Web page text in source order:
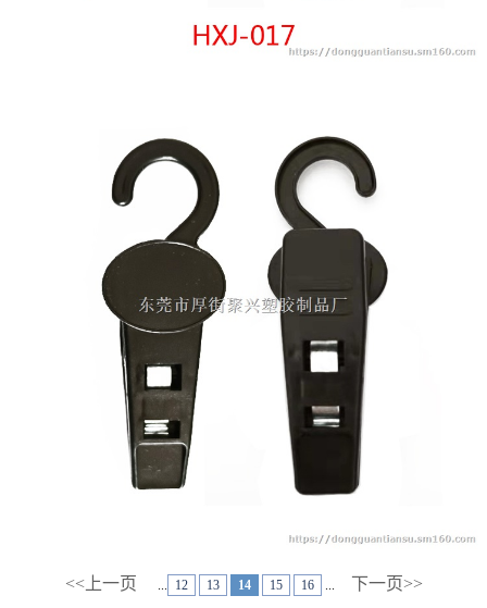
<<上一页 ... 12 13 14 15 16 ... 下一页>>